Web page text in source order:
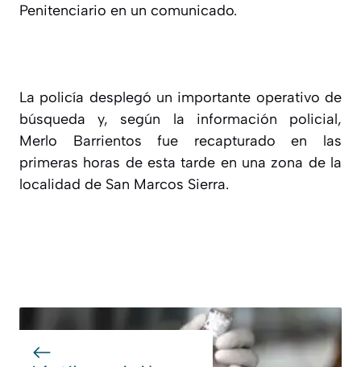
Penitenciario en un comunicado.
La policía desplegó un importante operativo de
búsqueda y, según la información policial,
Merlo Barrientos fue recapturado en las
primeras horas de esta tarde en una zona de la
localidad de San Marcos Sierra.